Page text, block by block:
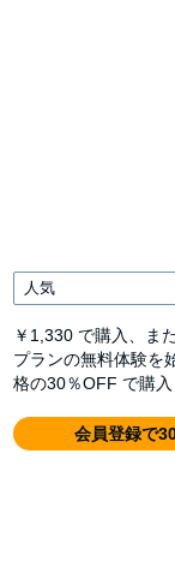
￥1,330 で購入、ま
プランの無料体験を
格の30％OFF で購入
会員登録で